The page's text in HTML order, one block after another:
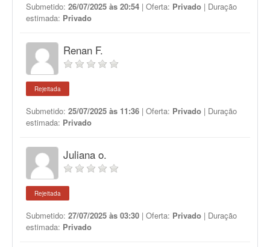
Submetido: 26/07/2025 às 20:54 | Oferta: Privado | Duração
estimada: Privado
Renan F.
Rejeitada
Submetido: 25/07/2025 às 11:36 | Oferta: Privado | Duração
estimada: Privado
Juliana o.
Rejeitada
Submetido: 27/07/2025 às 03:30 | Oferta: Privado | Duração
estimada: Privado